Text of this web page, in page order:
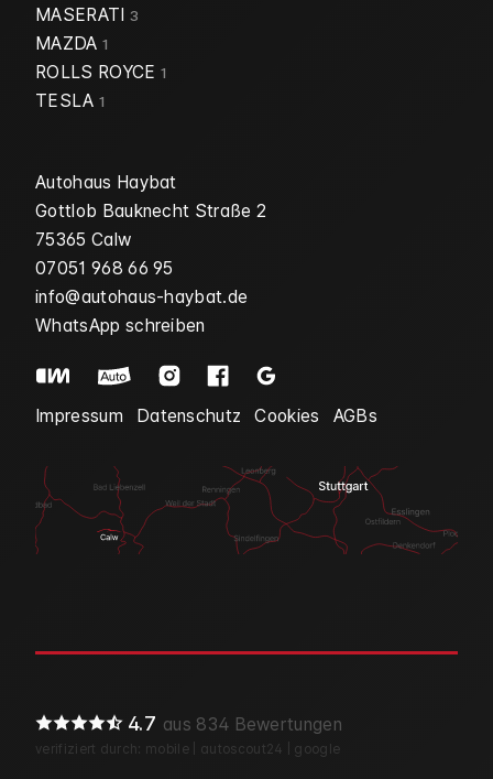
Autohaus Haybat
Gottlob Bauknecht Straße 2
75365 Calw
07051 968 66 95
info@autohaus-haybat.de
WhatsApp schreiben
Impressum Datenschutz Cookies AGBs
MASERATI 3
MAZDA 1
ROLLS ROYCE 1
TESLA 1
4.7 aus 834 Bewertungen
verifiziert durch: mobile autoscout24 google